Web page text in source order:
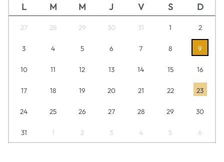
L M M J V S D
27 28 29 30 31 1 2
3 4 5 6 7 8 9
10 11 12 13 14 15 16
17 18 19 20 21 22 23
24 25 26 27 28 29 30
31 1 2 3 4 5 6